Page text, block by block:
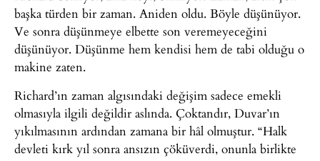
başka türden bir zaman. Aniden oldu. Böyle düşünüyor.
Ve sonra düşünmeye elbette son veremeyeceğini
düşünüyor. Düşünme hem kendisi hem de tabi olduğu o
makine zaten.
Richard’ın zaman algısındaki değişim sadece emekli
olmasıyla ilgili değildir aslında. Çoktandır, Duvar’ın
yıkılmasının ardından zamana bir hâl olmuştur. “Halk
devleti kırk yıl sonra ansızın çöküverdi, onunla birlikte